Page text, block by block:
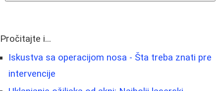
Pročitajte i...
Iskustva sa operacijom nosa - Šta treba znati pre
intervencije